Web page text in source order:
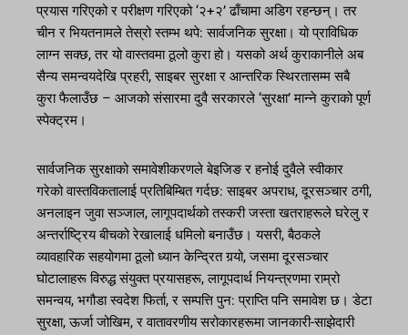
प्रयास गरिएको र परीक्षण गरिएको ‘२+२’ ढाँचामा अडिग रहन्छन्। तर
चीन र भियतनामले तेस्रो स्तम्भ थपे: सार्वजनिक सुरक्षा। यो प्राविधिक
लाग्न सक्छ, तर यो वास्तवमा ठूलो कुरा हो। यसको अर्थ कुराकानीले अब
सैन्य समन्वयदेखि प्रहरी, साइबर सुरक्षा र आन्तरिक स्थिरतासम्म सबै
कुरा फैलाउँछ – आजको संसारमा दुवै सरकारले ‘सुरक्षा’ मान्ने कुराको पूर्ण
स्पेक्ट्रम।
सार्वजनिक सुरक्षाको समावेशीकरणले बेइजिङ र हनोई दुवैले स्वीकार
गरेको वास्तविकतालाई प्रतिबिम्बित गर्दछ: साइबर अपराध, दूरसञ्चार ठगी,
अनलाइन जुवा सञ्जाल, लागूपदार्थको तस्करी जस्ता खतराहरूले घरेलु र
अन्तर्राष्ट्रिय बीचको रेखालाई धमिलो बनाउँछ। यसरी, बैठकले
व्यावहारिक सहयोगमा ठूलो ध्यान केन्द्रित गर्‍यो, जसमा दूरसञ्चार
घोटालाहरू विरुद्ध संयुक्त प्रयासहरू, लागूपदार्थ नियन्त्रणमा राम्रो
समन्वय, भगौडा स्वदेश फिर्ता, र सम्पत्ति पुन: प्राप्ति पनि समावेश छ। डेटा
सुरक्षा, ऊर्जा जोखिम, र वातावरणीय सरोकारहरूमा जानकारी-साझेदारी